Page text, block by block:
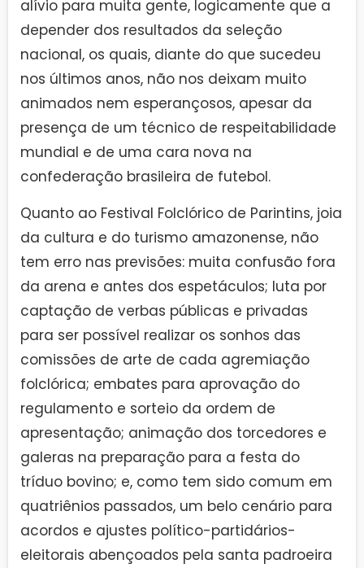
alívio para muita gente, logicamente que a
depender dos resultados da seleção
nacional, os quais, diante do que sucedeu
nos últimos anos, não nos deixam muito
animados nem esperançosos, apesar da
presença de um técnico de respeitabilidade
mundial e de uma cara nova na
confederação brasileira de futebol.
Quanto ao Festival Folclórico de Parintins, joia
da cultura e do turismo amazonense, não
tem erro nas previsões: muita confusão fora
da arena e antes dos espetáculos; luta por
captação de verbas públicas e privadas
para ser possível realizar os sonhos das
comissões de arte de cada agremiação
folclórica; embates para aprovação do
regulamento e sorteio da ordem de
apresentação; animação dos torcedores e
galeras na preparação para a festa do
tríduo bovino; e, como tem sido comum em
quatriênios passados, um belo cenário para
acordos e ajustes político-partidários-
eleitorais abençoados pela santa padroeira